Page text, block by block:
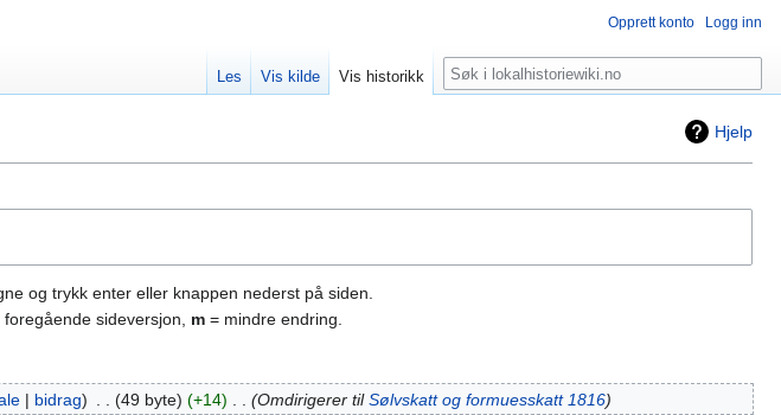
Hjelp
og trykk enter eller knappen nederst på siden.
sideversjon, m = mindre endring.
bidrag 49 byte +14 Omdirigerer tilSølvskatt og formuesskatt 1816
Opprett konto Logg inn
Les Vis kilde Vis historikk Søk